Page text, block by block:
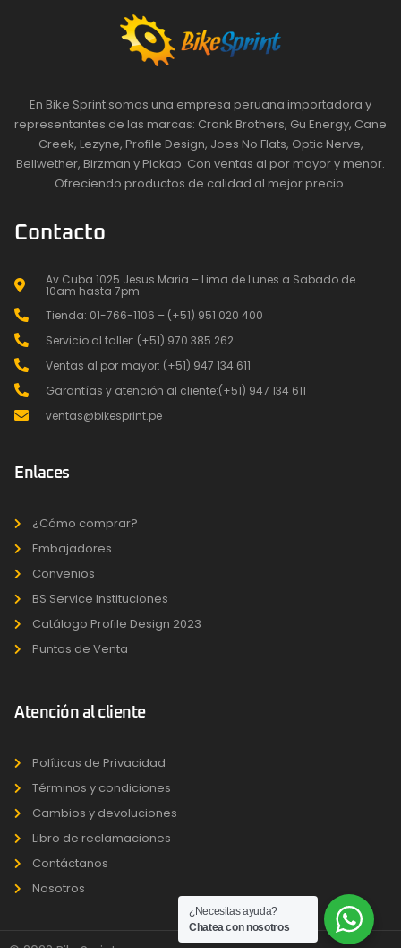
En Bike Sprint somos una empresa peruana importadora y
representantes de las marcas: Crank Brothers, Gu Energy, Cane
Creek, Lezyne, Profile Design, Joes No Flats, Optic Nerve,
Bellwether, Birzman y Pickap. Con ventas al por mayor y menor.
Ofreciendo productos de calidad al mejor precio.
Contacto
Av Cuba 1025 Jesus Maria – Lima de Lunes a Sabado de
10am hasta 7pm
Tienda: 01-766-1106 – (+51) 951 020 400
Servicio al taller: (+51) 970 385 262
Ventas al por mayor: (+51) 947 134 611
Garantías y atención al cliente:(+51) 947 134 611
ventas@bikesprint.pe
Enlaces
¿Cómo comprar?
Embajadores
Convenios
BS Service Instituciones
Catálogo Profile Design 2023
Puntos de Venta
Atención al cliente
Políticas de Privacidad
Términos y condiciones
Cambios y devoluciones
Libro de reclamaciones
Contáctanos
Nosotros
¿Necesitas ayuda?
Chatea con nosotros